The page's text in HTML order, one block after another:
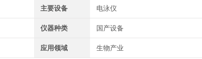
主要设备 电泳仪
仪器种类 国产设备
应用领域 生物产业